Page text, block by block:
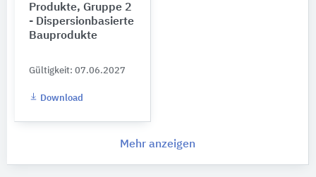
Produkte, Gruppe 2
- Dispersionbasierte
Bauprodukte
Gültigkeit: 07.06.2027
Download
Mehr anzeigen